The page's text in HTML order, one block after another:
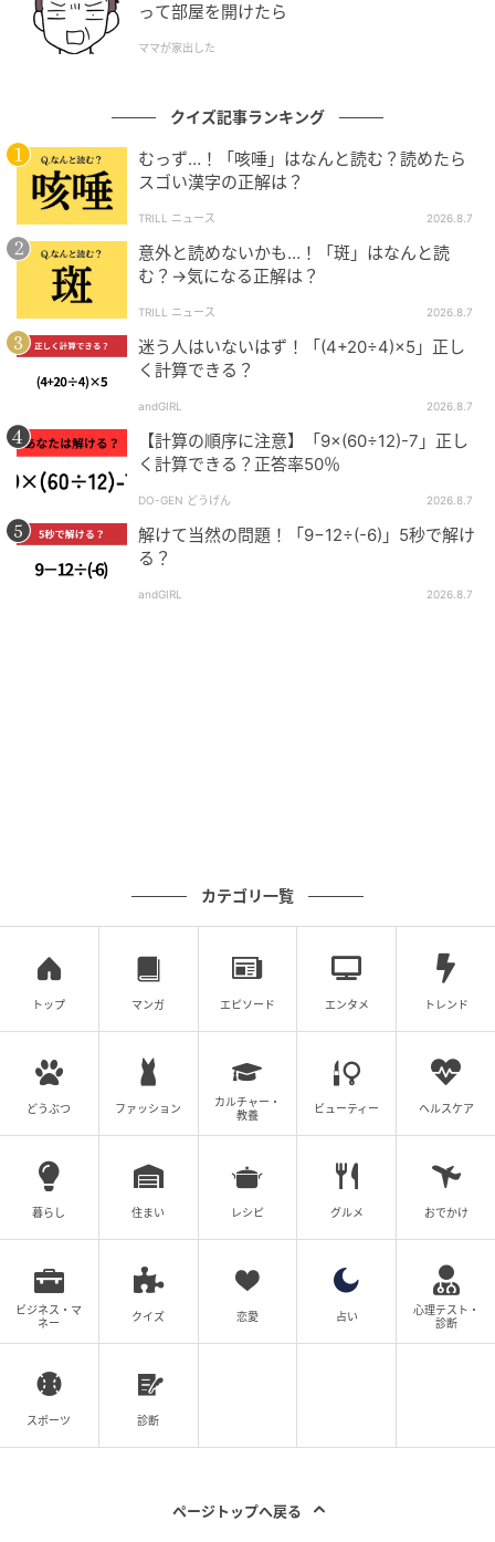
って部屋を開けたら
ママが家出した
クイズ記事ランキング
むっず…！「咳唾」はなんと読む？読めたら
スゴい漢字の正解は？
TRILL ニュース 2026.8.7
意外と読めないかも…！「斑」はなんと読
む？→気になる正解は？
TRILL ニュース 2026.8.7
迷う人はいないはず！「(4+20÷4)×5」正し
く計算できる？
andGIRL 2026.8.7
【計算の順序に注意】「9×(60÷12)-7」正し
く計算できる？正答率50％
DO-GEN どうげん 2026.8.7
解けて当然の問題！「9−12÷(-6)」5秒で解け
る？
andGIRL 2026.8.7
カテゴリ一覧
トップ マンガ エピソード エンタメ トレンド
どうぶつ ファッション
カルチャー・
教養
ビューティー ヘルスケア
暮らし 住まい レシピ グルメ おでかけ
ビジネス・マ
ネー
クイズ 恋愛 占い
心理テスト・
診断
スポーツ 診断
ページトップへ戻る